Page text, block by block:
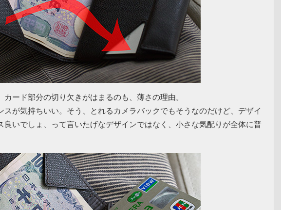
ード部分の切り欠きがはまるのも、薄さの理由。
スが気持ちいい。そう、とれるカメラバックでもそうなのだけど、デザイ
良いでしょ、って言いたげなデザインではなく、小さな気配りが全体に普